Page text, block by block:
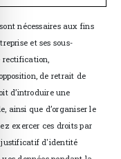
nécessaires aux fins
et ses sous-
rectification,
de retrait de
d’introduire une
ainsi que d’organiser le
exercer ces droits par
justificatif d'identité